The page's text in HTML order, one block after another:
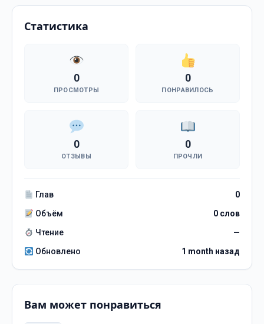
Статистика
0
ПРОСМОТРЫ
0
ПОНРАВИЛОСЬ
0
ОТЗЫВЫ
0
ПРОЧЛИ
Глав
0
Объём
0 слов
Чтение
—
Обновлено
1 month назад
Вам может понравиться